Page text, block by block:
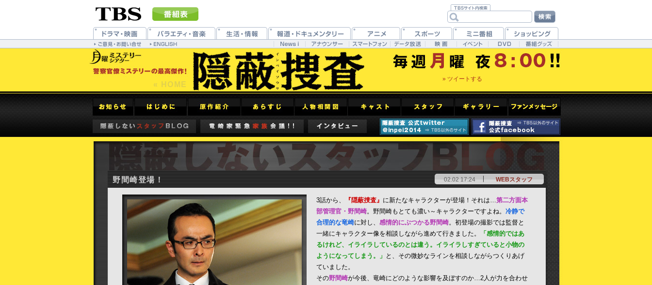
« HOME
» ツイートする
野間崎登場！ 02.02 17:24 WEBスタッフ
3話から、 『隠蔽捜査』 に新たなキャラクターが登場！それは…第二方面本
部管理官・野間崎。野間崎もとても濃い～キャラクターですよね。 冷静で
合理的な竜崎に対し、 感情的にぶつかる野間崎。初登場の撮影では監督と
一緒にキャラクター像を相談しながら進めて行きました。
「感情的ではあ
るけれど、イライラしているのとは違う。イライラしすぎていると小物の
ようになってしまう。」 と、その微妙なラインを相談しながらつくりあげ
ていました。
その野間崎が今後、竜崎にどのような影響を及ぼすのか…2人が力を合わせ